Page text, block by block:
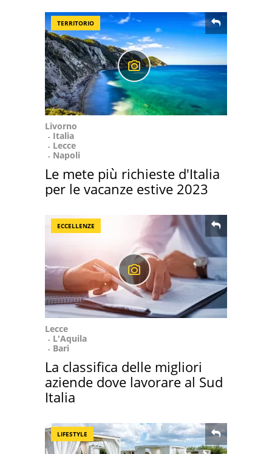
TERRITORIO
Livorno
Italia
Lecce
Napoli
Le mete più richieste d'Italia
per le vacanze estive 2023
ECCELLENZE
Lecce
L'Aquila
Bari
La classifica delle migliori
aziende dove lavorare al Sud
Italia
LIFESTYLE